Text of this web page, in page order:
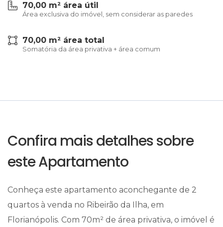
70,00 m² área útil
Área exclusiva do imóvel, sem considerar as paredes
70,00 m² área total
Somatória da área privativa + área comum
Confira mais detalhes sobre
este Apartamento
Conheça este apartamento aconchegante de 2
quartos à venda no Ribeirão da Ilha, em
Florianópolis. Com 70m² de área privativa, o imóvel é